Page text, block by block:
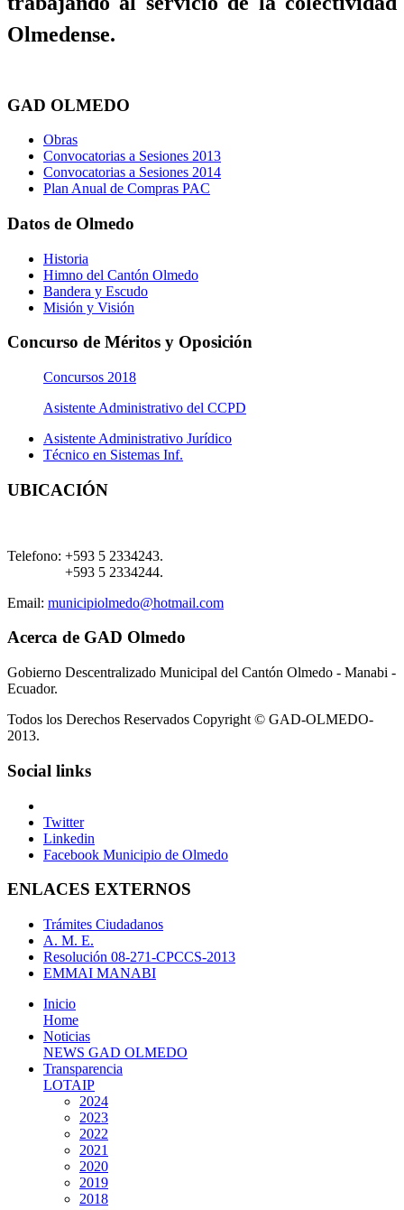
Olmedense.
GAD OLMEDO
Obras
Convocatorias a Sesiones 2013
Convocatorias a Sesiones 2014
Plan Anual de Compras PAC
Datos de Olmedo
Historia
Himno del Cantón Olmedo
Bandera y Escudo
Misión y Visión
Concurso de Méritos y Oposición
Concursos 2018
Asistente Administrativo del CCPD
Asistente Administrativo Jurídico
Técnico en Sistemas Inf.
UBICACIÓN
Telefono: +593 5 2334243.
+593 5 2334244.
Email: municipiolmedo@hotmail.com
Acerca de GAD Olmedo
Gobierno Descentralizado Municipal del Cantón Olmedo - Manabi -
Ecuador.
Todos los Derechos Reservados Copyright © GAD-OLMEDO-
2013.
Social links
Twitter
Linkedin
Facebook Municipio de Olmedo
ENLACES EXTERNOS
Trámites Ciudadanos
A. M. E.
Resolución 08-271-CPCCS-2013
EMMAI MANABI
Inicio
Home
Noticias
NEWS GAD OLMEDO
Transparencia
LOTAIP
2024
2023
2022
2021
2020
2019
2018